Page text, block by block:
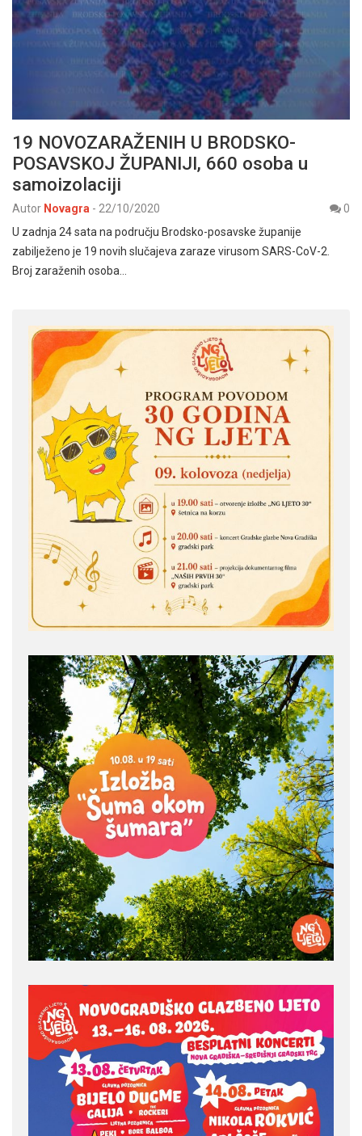
19 NOVOZARAŽENIH U BRODSKO-
POSAVSKOJ ŽUPANIJI, 660 osoba u
samoizolaciji
Autor Novagra - 22/10/2020
0
U zadnja 24 sata na području Brodsko-posavske županije
zabilježeno je 19 novih slučajeva zaraze virusom SARS-CoV-2.
Broj zaraženih osoba…